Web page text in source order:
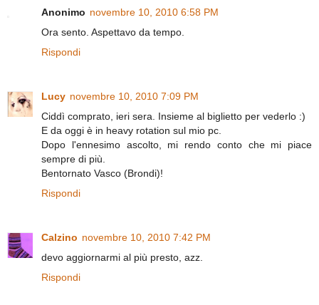
Anonimo novembre 10, 2010 6:58 PM
Ora sento. Aspettavo da tempo.
Rispondi
Lucy novembre 10, 2010 7:09 PM
Ciddì comprato, ieri sera. Insieme al biglietto per vederlo :)
E da oggi è in heavy rotation sul mio pc.
Dopo l'ennesimo ascolto, mi rendo conto che mi piace
sempre di più.
Bentornato Vasco (Brondi)!
Rispondi
Calzino novembre 10, 2010 7:42 PM
devo aggiornarmi al più presto, azz.
Rispondi